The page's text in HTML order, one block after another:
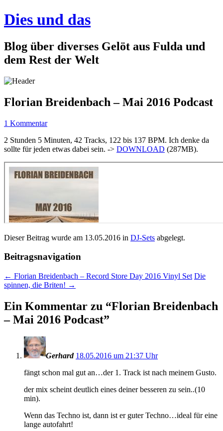
Dies und das
Blog über diverses Gelöt aus Fulda und
dem Rest der Welt
Florian Breidenbach – Mai 2016 Podcast
1 Kommentar
2 Stunden 5 Minuten, 42 Tracks, 122 bis 137 BPM. Ich denke da
sollte für jeden etwas dabei sein. -> DOWNLOAD (287MB).
Dieser Beitrag wurde am 13.05.2016 in DJ-Sets abgelegt.
Beitragsnavigation
← Florian Breidenbach – Record Store Day 2016 Vinyl Set Die
spinnen, die Briten! →
Ein Kommentar zu “Florian Breidenbach
– Mai 2016 Podcast”
Gerhard 18.05.2016 um 21:37 Uhr
fängt schon mal gut an…der 1. Track ist nach meinem Gusto.
der mix scheint deutlich eines deiner besseren zu sein..(10
min).
Wenn das Techno ist, dann ist er guter Techno…ideal für eine
lange autofahrt!